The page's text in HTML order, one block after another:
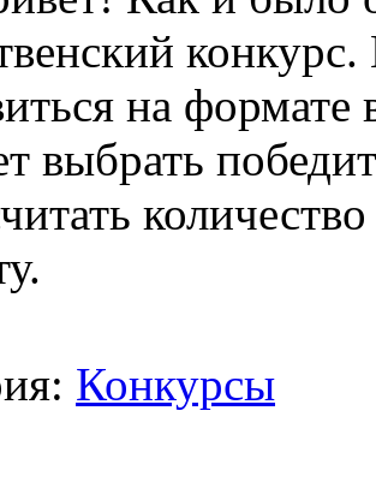
на формате
выбрать
Конкурсы